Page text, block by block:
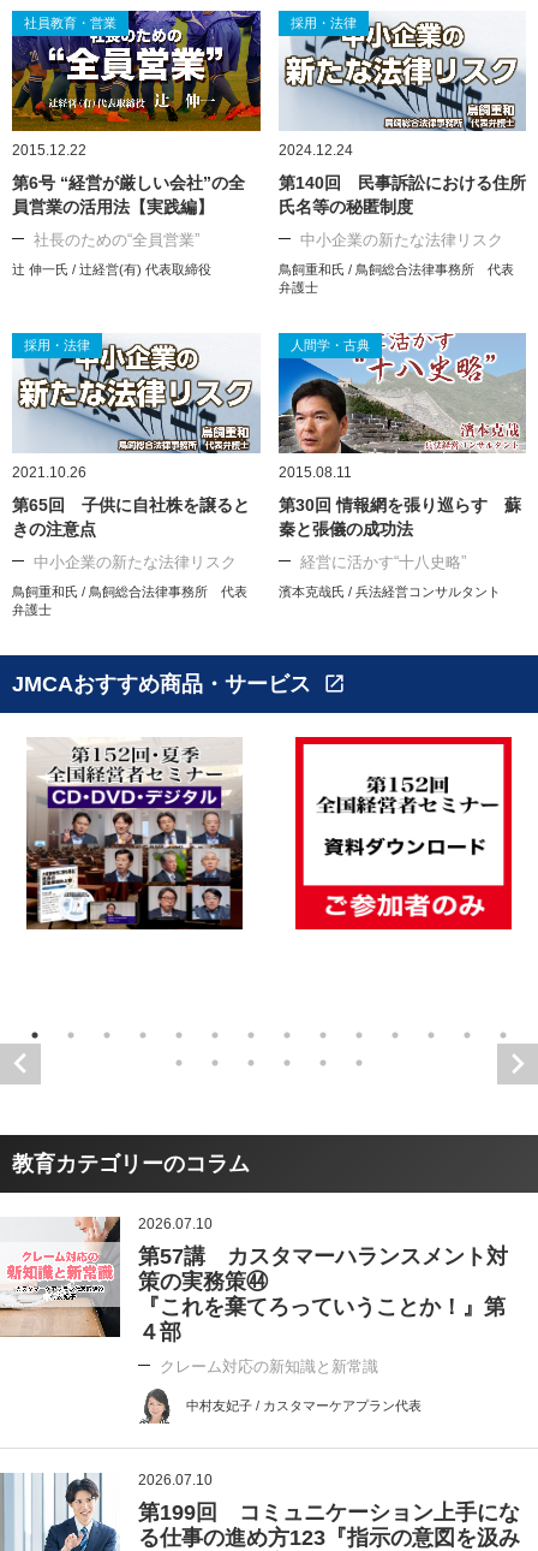
社員教育・営業
2015.12.22
第6号 “経営が厳しい会社”の全
員営業の活用法【実践編】
社長のための“全員営業”
辻 伸一氏 / 辻経営(有) 代表取締役
採用・法律
2024.12.24
第140回 民事訴訟における住所
氏名等の秘匿制度
中小企業の新たな法律リスク
鳥飼重和氏 / 鳥飼総合法律事務所 代表
弁護士
採用・法律
2021.10.26
第65回 子供に自社株を譲ると
きの注意点
中小企業の新たな法律リスク
鳥飼重和氏 / 鳥飼総合法律事務所 代表
弁護士
人間学・古典
2015.08.11
第30回 情報網を張り巡らす 蘇
秦と張儀の成功法
経営に活かす“十八史略”
濱本克哉氏 / 兵法経営コンサルタント
JMCAおすすめ商品・サービス open_in_new
教育カテゴリーのコラム
2026.07.10
第57講 カスタマーハランスメント対
策の実務策㊹
『これを棄てろっていうことか！』第
４部
クレーム対応の新知識と新常識
中村友妃子 / カスタマーケアプラン代表
2026.07.10
第199回 コミュニケーション上手にな
る仕事の進め方123『指示の意図を汲み